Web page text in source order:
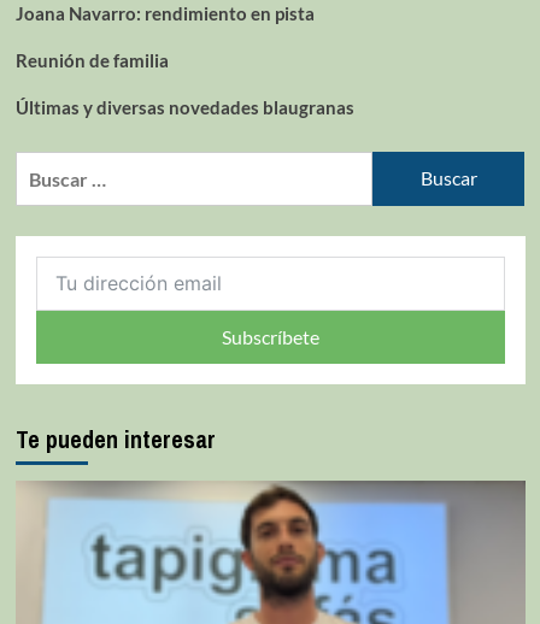
Joana Navarro: rendimiento en pista
Reunión de familia
Últimas y diversas novedades blaugranas
Subscríbete
Te pueden interesar